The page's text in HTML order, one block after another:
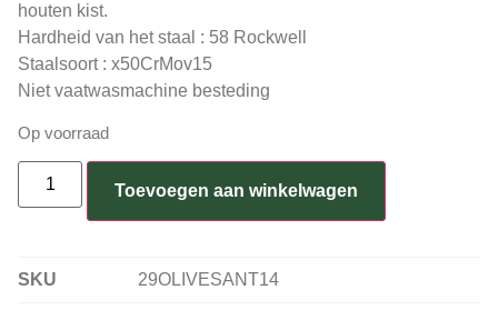
houten kist.
Hardheid van het staal : 58 Rockwell
Staalsoort : x50CrMov15
Niet vaatwasmachine besteding
Op voorraad
Toevoegen aan winkelwagen
SKU 29OLIVESANT14